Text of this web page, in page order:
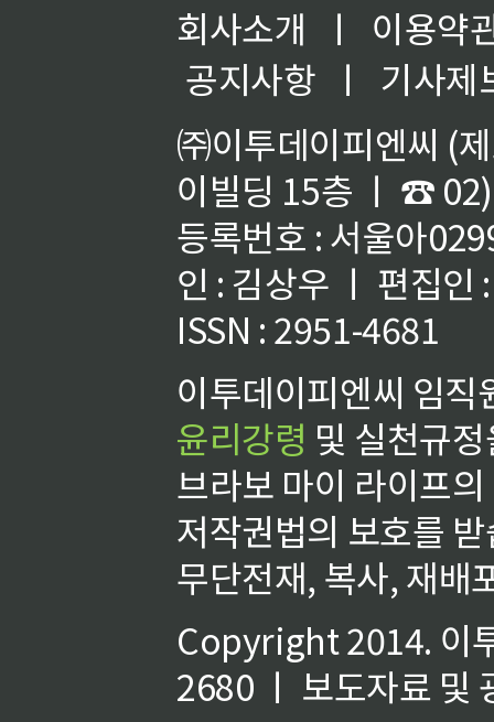
회사소개 ㅣ
이용약
공지사항
ㅣ
기사제
㈜이투데이피엔씨 (
이빌딩 15층 ㅣ ☎
등록번호 : 서울아
인 : 김상우 ㅣ 편집인
ISSN : 2951-4681
이투데이피엔씨 임
윤리강령 및 실천규
브라보 마이 라이프
저작권법의 보호를
무단전재, 복사, 재배
Copyright 2014. 이
2680 ㅣ 보도자료